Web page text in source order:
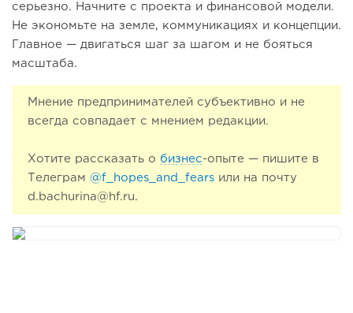
серьезно. Начните с проекта и финансовой модели.
Не экономьте на земле, коммуникациях и концепции.
Главное — двигаться шаг за шагом и не бояться
масштаба.
Мнение предпринимателей субъективно и не
всегда совпадает с мнением редакции.
Хотите рассказать о бизнес-опыте — пишите в
Телеграм @f_hopes_and_fears или на почту
d.bachurina@hf.ru.